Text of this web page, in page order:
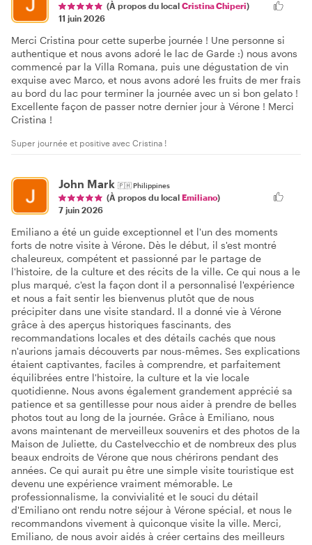
(À propos du local Cristina Chiperi)
11 juin 2026
Merci Cristina pour cette superbe journée ! Une personne si
authentique et nous avons adoré le lac de Garde :) nous avons
commencé par la Villa Romana, puis une dégustation de vin
exquise avec Marco, et nous avons adoré les fruits de mer frais
au bord du lac pour terminer la journée avec un si bon gelato !
Excellente façon de passer notre dernier jour à Vérone ! Merci
Cristina !
Super journée et positive avec Cristina !
John Mark 🇵🇭Philippines
(À propos du local Emiliano)
7 juin 2026
Emiliano a été un guide exceptionnel et l'un des moments
forts de notre visite à Vérone. Dès le début, il s'est montré
chaleureux, compétent et passionné par le partage de
l'histoire, de la culture et des récits de la ville. Ce qui nous a le
plus marqué, c'est la façon dont il a personnalisé l'expérience
et nous a fait sentir les bienvenus plutôt que de nous
précipiter dans une visite standard. Il a donné vie à Vérone
grâce à des aperçus historiques fascinants, des
recommandations locales et des détails cachés que nous
n'aurions jamais découverts par nous-mêmes. Ses explications
étaient captivantes, faciles à comprendre, et parfaitement
équilibrées entre l'histoire, la culture et la vie locale
quotidienne. Nous avons également grandement apprécié sa
patience et sa gentillesse pour nous aider à prendre de belles
photos tout au long de la journée. Grâce à Emiliano, nous
avons maintenant de merveilleux souvenirs et des photos de la
Maison de Juliette, du Castelvecchio et de nombreux des plus
beaux endroits de Vérone que nous chérirons pendant des
années. Ce qui aurait pu être une simple visite touristique est
devenu une expérience vraiment mémorable. Le
professionnalisme, la convivialité et le souci du détail
d'Emiliano ont rendu notre séjour à Vérone spécial, et nous le
recommandons vivement à quiconque visite la ville. Merci,
Emiliano, de nous avoir aidés à créer certains des meilleurs